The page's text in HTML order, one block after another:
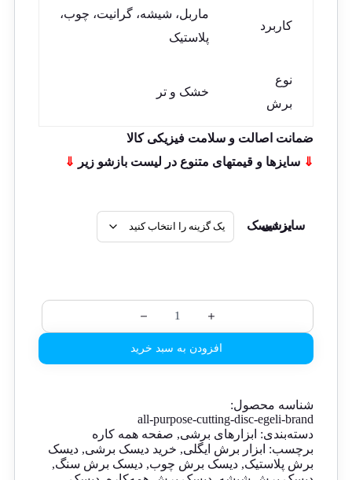
کاربرد
ماربل، شیشه، گرانیت، چوب،
پلاستیک
نوع
برش
خشک و تر
ضمانت اصالت و سلامت فیزیکی کالا
⇓ سایزها و قیمتهای متنوع در لیست بازشو زیر ⇓
سایز دیسک برشی
افزودن به سبد خرید
شناسه محصول:
all-purpose-cutting-disc-egeli-brand
دسته‌بندی: ابزارهای برشی, صفحه همه کاره
برچسب: ابزار برش ایگلی, خرید دیسک برشی, دیسک
برش پلاستیک, دیسک برش چوب, دیسک برش سنگ,